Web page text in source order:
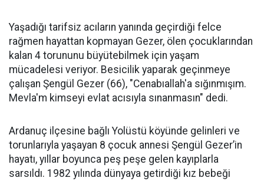
Yaşadığı tarifsiz acıların yanında geçirdiği felce
rağmen hayattan kopmayan Gezer, ölen çocuklarından
kalan 4 torununu büyütebilmek için yaşam
mücadelesi veriyor. Besicilik yaparak geçinmeye
çalışan Şengül Gezer (66), "Cenabıallah'a sığınmışım.
Mevla'm kimseyi evlat acısıyla sınanmasın" dedi.
Ardanuç ilçesine bağlı Yolüstü köyünde gelinleri ve
torunlarıyla yaşayan 8 çocuk annesi Şengül Gezer’in
hayatı, yıllar boyunca peş peşe gelen kayıplarla
sarsıldı. 1982 yılında dünyaya getirdiği kız bebeği